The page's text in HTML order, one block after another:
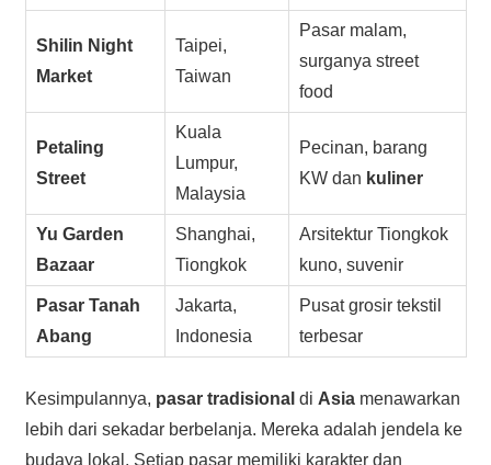
Shilin Night
Market
Taipei,
Taiwan
Pasar malam,
surganya street
food
Petaling
Street
Kuala
Lumpur,
Malaysia
Pecinan, barang
KW dan kuliner
Yu Garden
Bazaar
Shanghai,
Tiongkok
Arsitektur Tiongkok
kuno, suvenir
Pasar Tanah
Abang
Jakarta,
Indonesia
Pusat grosir tekstil
terbesar
Kesimpulannya, pasar tradisional di Asiamenawarkan
lebih dari sekadar berbelanja. Mereka adalah jendela ke
budaya lokal. Setiap pasar memiliki karakter dan